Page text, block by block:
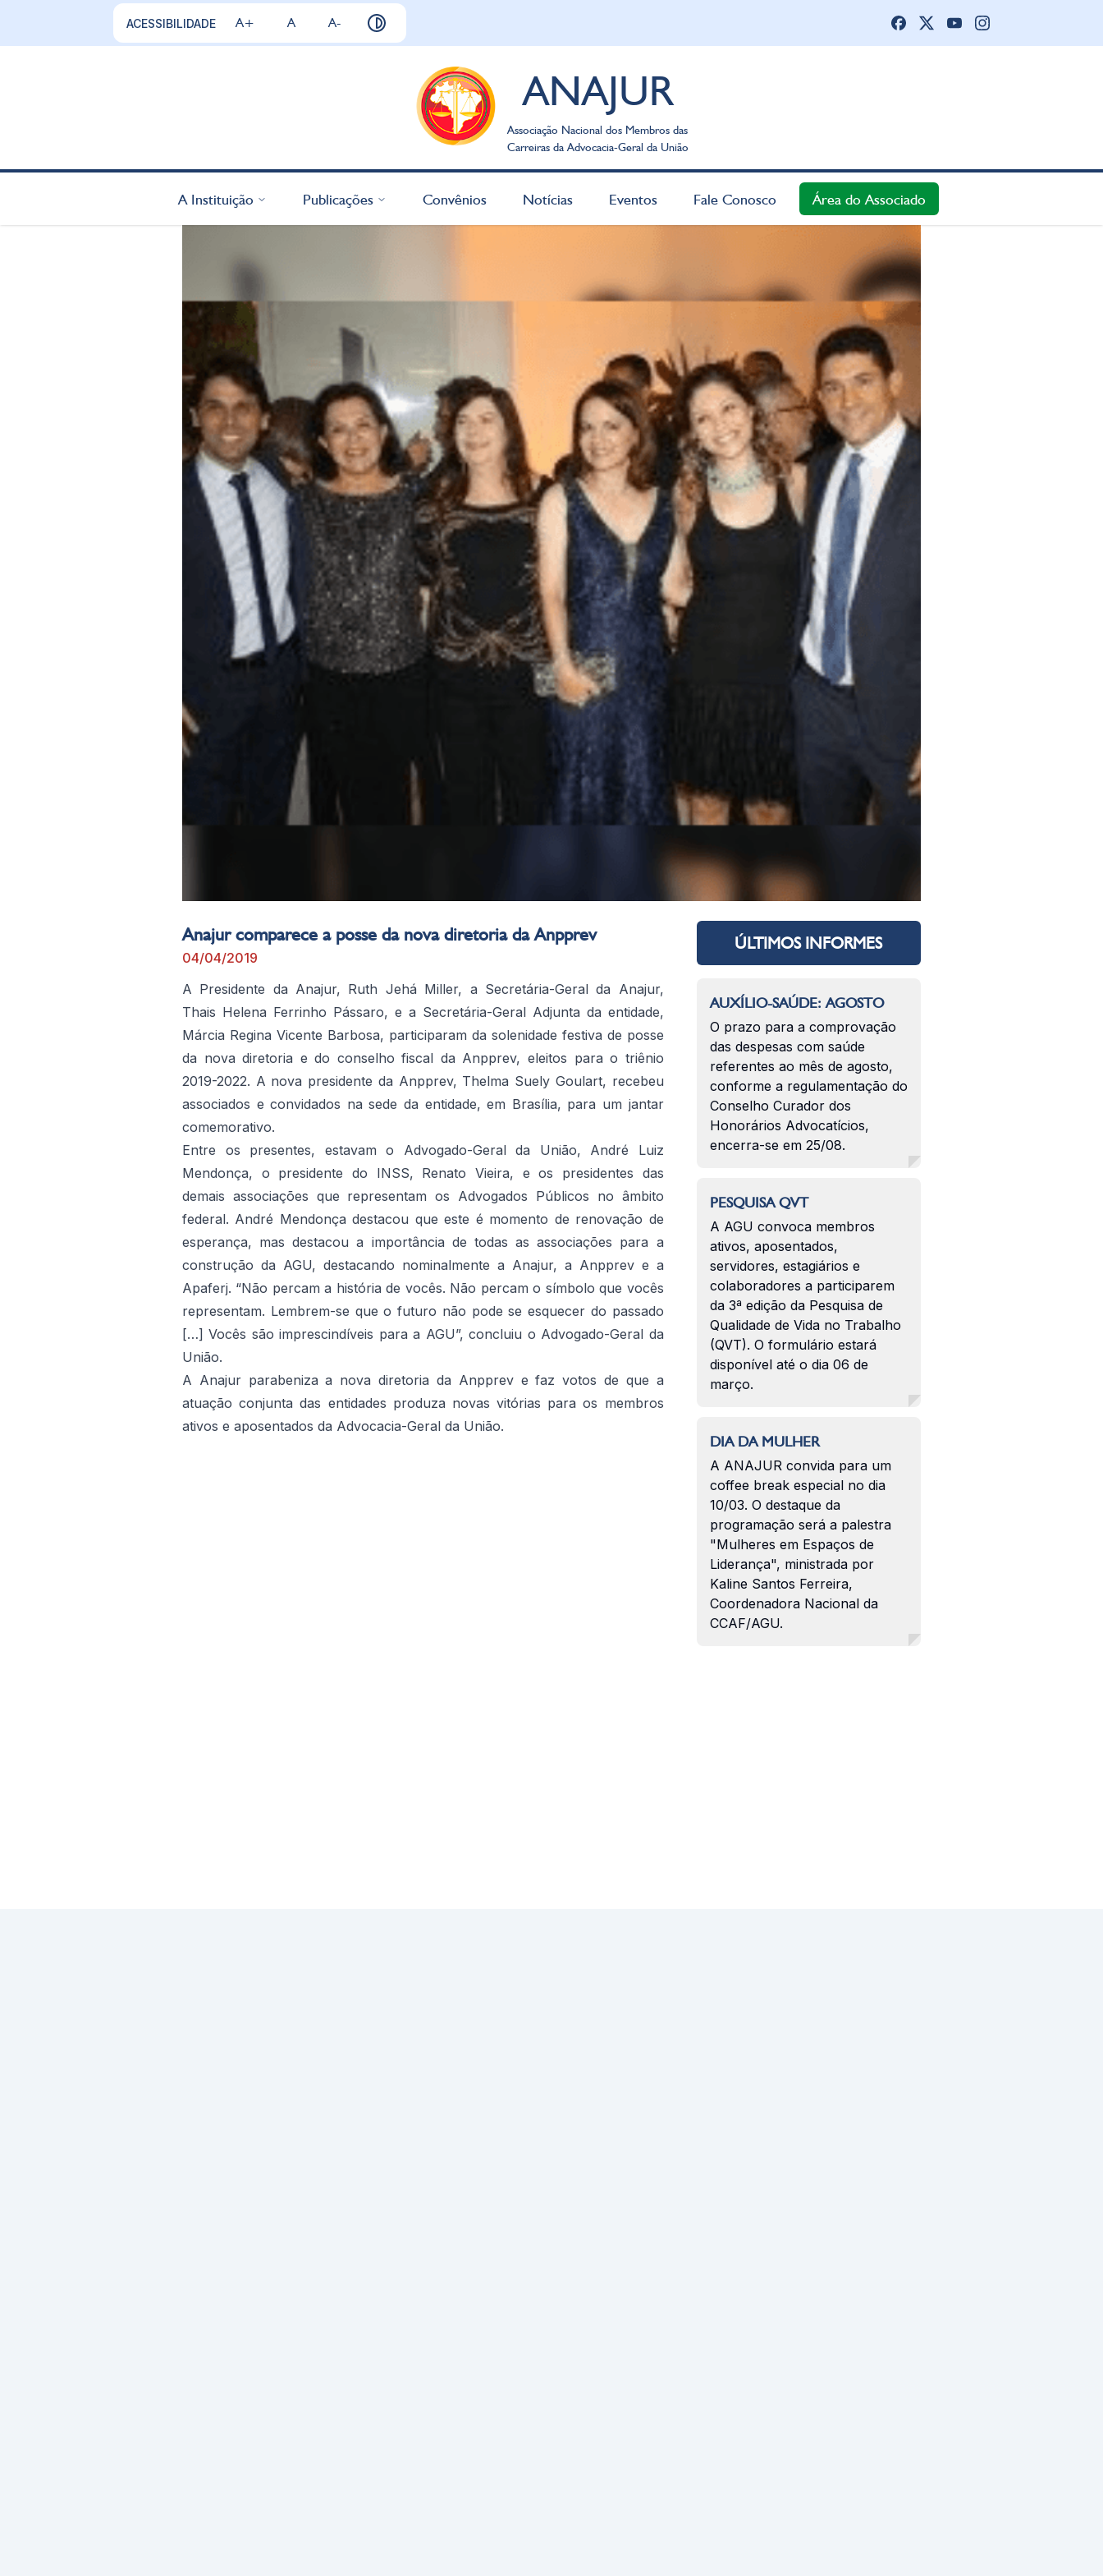
ACESSIBILIDADE A+ A A-
ANAJUR
Associação Nacional dos Membros das
Carreiras da Advocacia-Geral da União
A Instituição Publicações Convênios Notícias Eventos Fale Conosco Área do Associado
Anajur comparece a posse da nova diretoria da Anpprev
04/04/2019
A Presidente da Anajur, Ruth Jehá Miller, a Secretária-Geral da Anajur,
Thais Helena Ferrinho Pássaro, e a Secretária-Geral Adjunta da entidade,
Márcia Regina Vicente Barbosa, participaram da solenidade festiva de posse
da nova diretoria e do conselho fiscal da Anpprev, eleitos para o triênio
2019-2022. A nova presidente da Anpprev, Thelma Suely Goulart, recebeu
associados e convidados na sede da entidade, em Brasília, para um jantar
comemorativo.
Entre os presentes, estavam o Advogado-Geral da União, André Luiz
Mendonça, o presidente do INSS, Renato Vieira, e os presidentes das
demais associações que representam os Advogados Públicos no âmbito
federal. André Mendonça destacou que este é momento de renovação de
esperança, mas destacou a importância de todas as associações para a
construção da AGU, destacando nominalmente a Anajur, a Anpprev e a
Apaferj. “Não percam a história de vocês. Não percam o símbolo que vocês
representam. Lembrem-se que o futuro não pode se esquecer do passado
[…] Vocês são imprescindíveis para a AGU”, concluiu o Advogado-Geral da
União.
A Anajur parabeniza a nova diretoria da Anpprev e faz votos de que a
atuação conjunta das entidades produza novas vitórias para os membros
ativos e aposentados da Advocacia-Geral da União.
ÚLTIMOS INFORMES
AUXÍLIO-SAÚDE: AGOSTO
O prazo para a comprovação
das despesas com saúde
referentes ao mês de agosto,
conforme a regulamentação do
Conselho Curador dos
Honorários Advocatícios,
encerra-se em 25/08.
PESQUISA QVT
A AGU convoca membros
ativos, aposentados,
servidores, estagiários e
colaboradores a participarem
da 3ª edição da Pesquisa de
Qualidade de Vida no Trabalho
(QVT). O formulário estará
disponível até o dia 06 de
março.
DIA DA MULHER
A ANAJUR convida para um
coffee break especial no dia
10/03. O destaque da
programação será a palestra
"Mulheres em Espaços de
Liderança", ministrada por
Kaline Santos Ferreira,
Coordenadora Nacional da
CCAF/AGU.